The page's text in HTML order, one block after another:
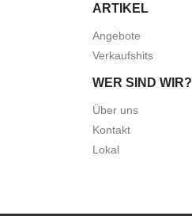
ARTIKEL
Angebote
Verkaufshits
WER SIND WIR?
Über uns
Kontakt
Lokal